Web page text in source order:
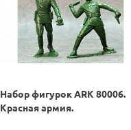
Набор фигурок ARK 80006.
Красная армия.